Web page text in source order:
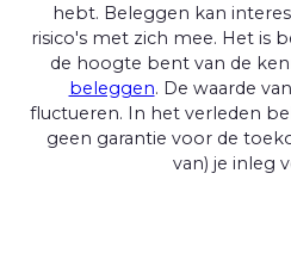
hebt. Beleggen kan
risico's met zich mee. Het is
de hoogte bent van de
beleggen. De waarde
fluctueren. In het verleden
geen garantie voor de
van) je inleg